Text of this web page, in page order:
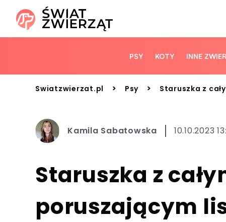
PSY KOTY INNE
Swiatzwierzat.pl > Psy > Staruszka z
Kamila Sabatowska 10.10.2023
Staruszka z
poruszającym